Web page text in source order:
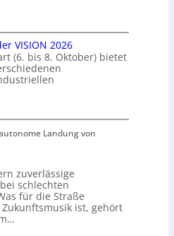
VISION 2026
(6. bis 8. Oktober) bietet
Landung von
zuverlässige
schlechten
für die Straße
ist, gehört